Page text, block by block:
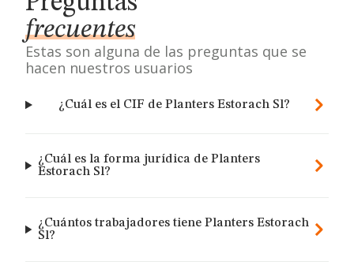
frecuentes
Estas son alguna de las preguntas que se
hacen nuestros usuarios
¿Cuál es el CIF de Planters Estorach Sl?
¿Cuál es la forma jurídica de Planters
Estorach Sl?
¿Cuántos trabajadores tiene Planters Estorach
Sl?